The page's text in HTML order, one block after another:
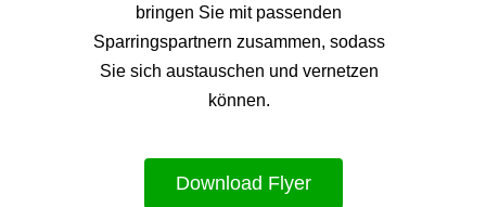
bringen Sie mit passenden
Sparringspartnern zusammen, sodass
Sie sich austauschen und vernetzen
können.
Download Flyer